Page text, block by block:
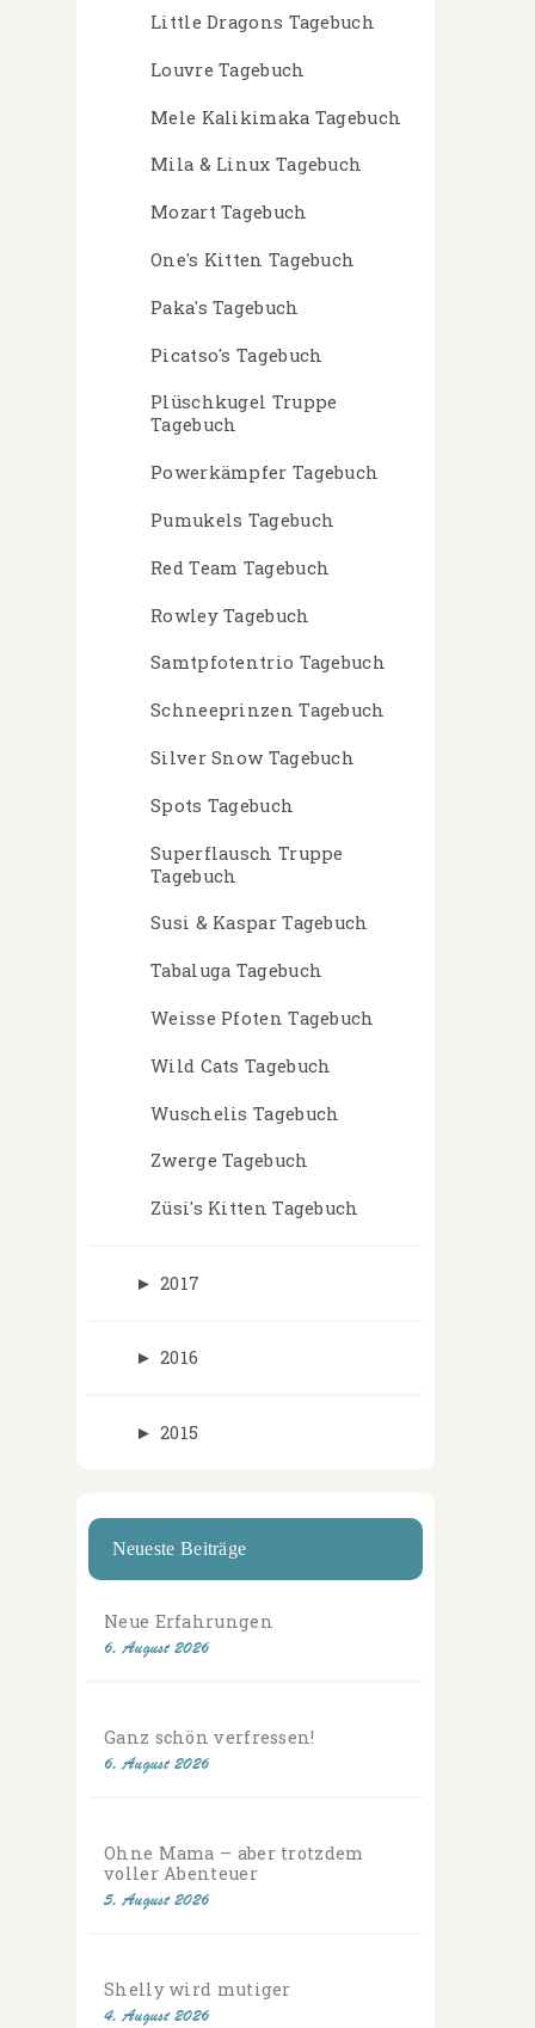
Little Dragons Tagebuch
Louvre Tagebuch
Mele Kalikimaka Tagebuch
Mila & Linux Tagebuch
Mozart Tagebuch
One's Kitten Tagebuch
Paka's Tagebuch
Picatso's Tagebuch
Plüschkugel Truppe
Tagebuch
Powerkämpfer Tagebuch
Pumukels Tagebuch
Red Team Tagebuch
Rowley Tagebuch
Samtpfotentrio Tagebuch
Schneeprinzen Tagebuch
Silver Snow Tagebuch
Spots Tagebuch
Superflausch Truppe
Tagebuch
Susi & Kaspar Tagebuch
Tabaluga Tagebuch
Weisse Pfoten Tagebuch
Wild Cats Tagebuch
Wuschelis Tagebuch
Zwerge Tagebuch
Züsi's Kitten Tagebuch
► 2017
► 2016
► 2015
Neueste Beiträge
Neue Erfahrungen
6. August 2026
Ganz schön verfressen!
6. August 2026
Ohne Mama – aber trotzdem
voller Abenteuer
5. August 2026
Shelly wird mutiger
4. August 2026